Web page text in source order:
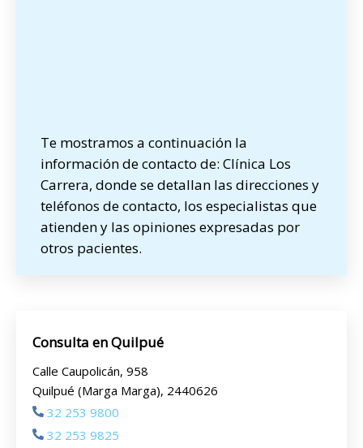
Te mostramos a continuación la
información de contacto de: Clínica Los
Carrera, donde se detallan las direcciones y
teléfonos de contacto, los especialistas que
atienden y las opiniones expresadas por
otros pacientes.
Consulta en Quilpué
Calle Caupolicán, 958
Quilpué (Marga Marga), 2440626
32 253 9800
32 253 9825